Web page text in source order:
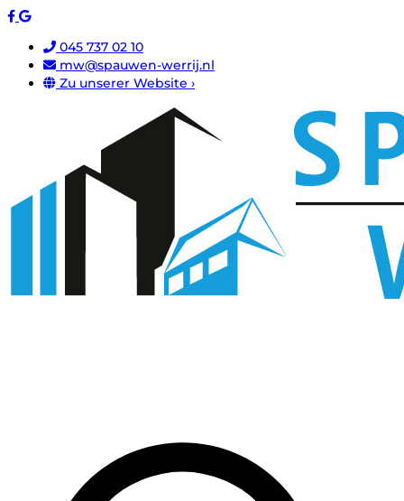
045 737 02 10
mw@spauwen-werrij.nl
Zu unserer Website ›